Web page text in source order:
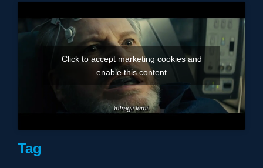
Click to accept marketing cookies and
enable this content
Tag